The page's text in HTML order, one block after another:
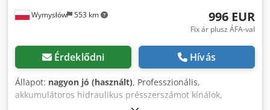
Wymysłów 553 km 996 EUR
Fix ár plusz ÁFA-val
Érdeklődni Hívás
Állapot: nagyon jó (használt), Professzionális,
akkumulátoros hidraulikus présszerszámot kínálok,
CEMBRE B35-50D – kiváló minőségű ipari felhasználásra. A